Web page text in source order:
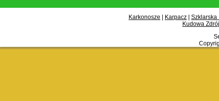
Karkonosze Karpacz
Szklarska
Kudowa